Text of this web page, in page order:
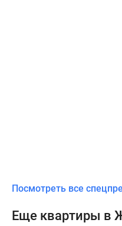
Посмотреть все
Еще квартиры в